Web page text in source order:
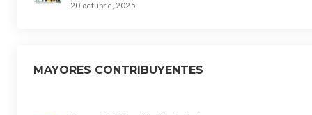
20 octubre, 2025
MAYORES CONTRIBUYENTES